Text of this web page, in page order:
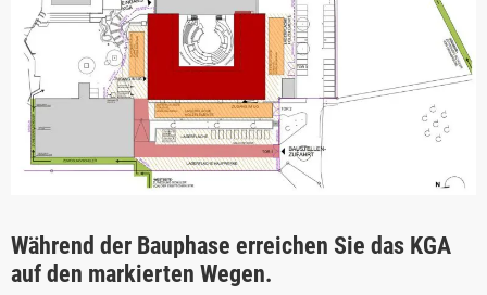
Während der Bauphase erreichen Sie das KGA
auf den markierten Wegen.